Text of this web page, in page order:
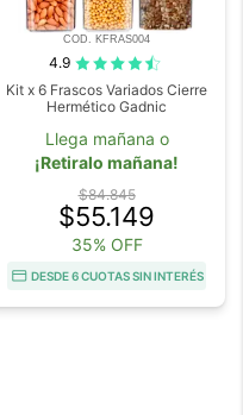
COD. KFRAS004
4.9
Kit x 6 Frascos Variados Cierre
Hermético Gadnic
Llega mañana o
¡Retiralo mañana!
$84.845
$55.149
35% OFF
DESDE 6 CUOTAS SIN INTERÉS